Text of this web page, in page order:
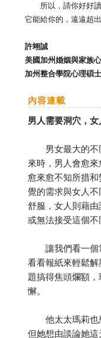
所以，請你好好讀
它能給你的，遠遠超
許翊誠
美國加州婚姻與家族
加州整合學院心理碩
內容連載
男人需要洞穴，
男女最大的不
來時，男人會愈
愈來愈不知所措
覺的需求與女人
舒服，女人則藉
或無法接受這個不
讓我們看一個
看看報紙來輕鬆
題搞得焦頭爛額
懈。
他太太瑪莉也
但她想由談論她